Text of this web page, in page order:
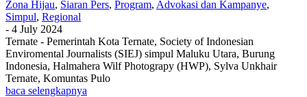
Zona Hijau, Siaran Pers, Program, Advokasi dan Kampanye,
Simpul, Regional
- 4 July 2024
Ternate - Pemerintah Kota Ternate, Society of Indonesian
Enviromental Journalists (SIEJ) simpul Maluku Utara, Burung
Indonesia, Halmahera Wilf Photograpy (HWP), Sylva Unkhair
Ternate, Komuntas Pulo
baca selengkapnya